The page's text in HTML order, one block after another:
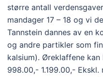
større antall
mandager 17 – 18 og vi
Tannstein dannes av en
og andre partikler som
kalsium). Øreklaffene
998.00,- 1.199.00,-